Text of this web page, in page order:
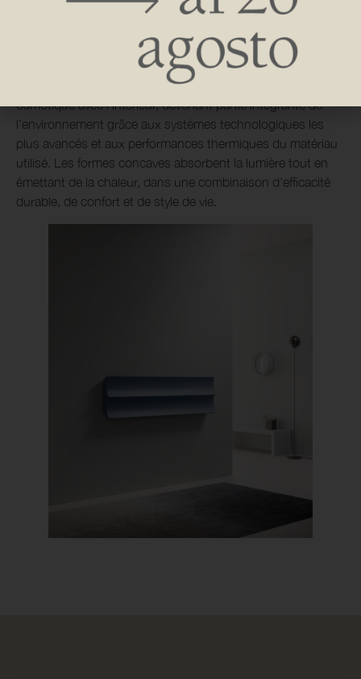
conception modulaire permet de calibrer l’objet dans
unique, soit avec la combinaison de plusieurs composants,
qui peuvent être assemblés dans des dispositions et des
formats personnalisés. L’objet rayonnant crée une relation
osmotique avec l’intérieur, devenant partie intégrante de
l’environnement grâce aux systèmes technologiques les
plus avancés et aux performances thermiques du matériau
utilisé. Les formes concaves absorbent la lumière tout en
émettant de la chaleur, dans une combinaison d’efficacité
durable, de confort et de style de vie.